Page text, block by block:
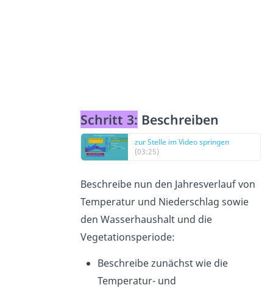
Schritt 3: Beschreiben
zur Stelle im Video springen
(03:25)
Beschreibe nun den Jahresverlauf von
Temperatur und Niederschlag sowie
den Wasserhaushalt und die
Vegetationsperiode:
Beschreibe zunächst wie die
Temperatur- und